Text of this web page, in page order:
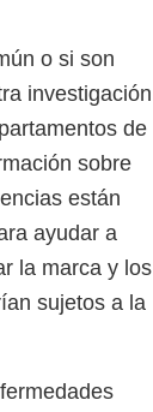
o si son
investigación
de
sobre
están
ayudar a
la marca y los
sujetos a la